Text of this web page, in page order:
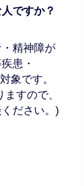
ですか？
精神障が
患・
象です。
すので、
ださい。)